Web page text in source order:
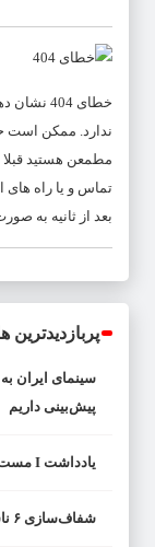
خطای
ندارد. ممکن است
مطمعن هستید
تماس و یا راه های
بعد از ثانیه به
پربازدیدترین
سینمای ایران
پیش‌بینی داریم
یادداشت I مست عشق؛ بازآفرینی جهانی پیام مولانا و شمس
شفاف‌سازی ۶ ناشر بورسی در سامانه کدال